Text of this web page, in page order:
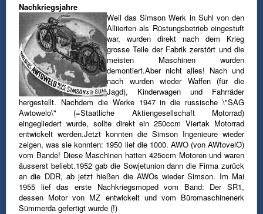
Nachkriegsjahre
Weil das Simson Werk in Suhl von den
Alliierten als Rüstungsbetrieb eingestuft
war, wurden direkt nach dem Krieg
grosse Teile der Fabrik zerstört und die
meisten Maschinen wurden
demontiert.Aber nicht alles! Nach und
nach wurden wieder Waffen (für die
Jagd), Kinderwagen und Fahrräder
hergestellt. Nachdem die Werke 1947 in die russische \"SAG
Awtowelo\" (=Staatliche Aktiengesellschaft Motorrad)
eingegliedert wurde, sollte direkt ein 250ccm Viertak Motorrad
entwickelt werden.Jetzt konnten die Simson Ingenieure wieder
zeigen, was sie konnten: 1950 lief die 1000. AWO (von AWtovelO)
vom Bande! Diese Maschinen hatten 425ccm Motoren und waren
äusserst beliebt.1952 gab die Sowjetunion dann die Firma zurück
an die DDR, ab jetzt hießen die AWOs wieder Simson. Im Mai
1955 lief das erste Nachkriegsmoped vom Band: Der SR1,
dessen Motor von MZ entwickelt und vom Büromaschinenerk
Sümmerda gefertigt wurde (!)